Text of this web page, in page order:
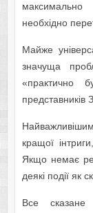
необхідно
Майже
значуща
«практично
представників
кращої
Якщо немає
деякі події як
Все